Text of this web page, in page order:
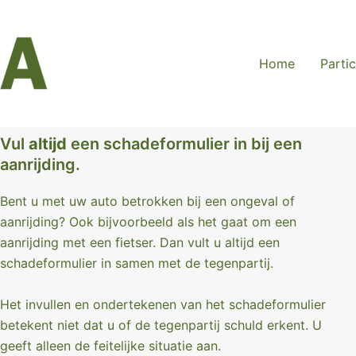
Home
Vul altijd een schadeformulier in bij een
aanrijding.
Bent u met uw auto betrokken bij een ongeval of
aanrijding? Ook bijvoorbeeld als het gaat om een
aanrijding met een fietser. Dan vult u altijd een
schadeformulier in samen met de tegenpartij.
Het invullen en ondertekenen van het schadeformulier
betekent niet dat u of de tegenpartij schuld erkent. U
geeft alleen de feitelijke situatie aan.